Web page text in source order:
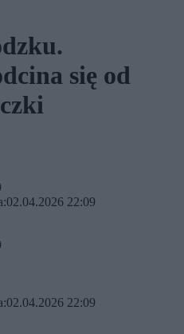
się od
02.04.2026 22:09
02.04.2026 22:09